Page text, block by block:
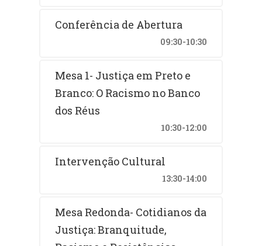
Conferência de Abertura
09:30-10:30
Mesa 1- Justiça em Preto e
Branco: O Racismo no Banco
dos Réus
10:30-12:00
Intervenção Cultural
13:30-14:00
Mesa Redonda- Cotidianos da
Justiça: Branquitude,